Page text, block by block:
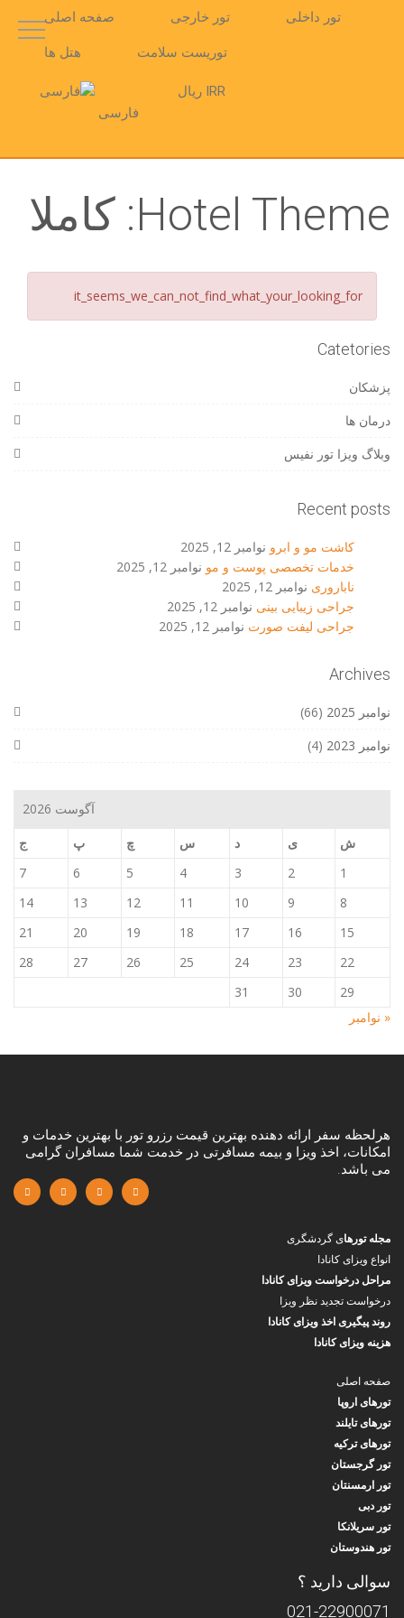
صفحه اصلی تور خارجی تور داخلی
هتل ها توریست سلامت
فارسی
IRR ریال
Hotel Theme: کاملا
it_seems_we_can_not_find_what_your_looking_for
Catetories
پزشکان
درمان ها
وبلاگ ویزا تور نفیس
Recent posts
کاشت مو و ابرو نوامبر 12, 2025
خدمات تخصصی پوست و مو نوامبر 12, 2025
ناباروری نوامبر 12, 2025
جراحی زیبایی بینی نوامبر 12, 2025
جراحی لیفت صورت نوامبر 12, 2025
Archives
نوامبر 2025
(66)
نوامبر 2023
(4)
آگوست 2026
ش
ی د س چ پ
ج
1
2
3
4
5
6
7
8
9
10
11
12
13
14
15
16
17
18
19
20
21
22
23
24
25
26
27
28
29
30
31
« نوامبر
هرلحظه سفر ارائه دهنده بهترین قیمت رزرو تور با بهترین خدمات و
امکانات، اخذ ویزا و بیمه مسافرتی در خدمت شما مسافران گرامی
می باشد.
مجله تورهای گردشگری
انواع ویزای کانادا
مراحل درخواست ویزای کانادا
درخواست تجدید نظر ویزا
روند پیگیری اخذ ویزای کانادا
هزینه ویزای کانادا
صفحه اصلی
تورهای اروپا
تورهای تایلند
تورهای ترکیه
تور گرجستان
تور ارمسنتان
تور دبی
تور سریلانکا
تور هندوستان
سوالی دارید ؟
021-22900071